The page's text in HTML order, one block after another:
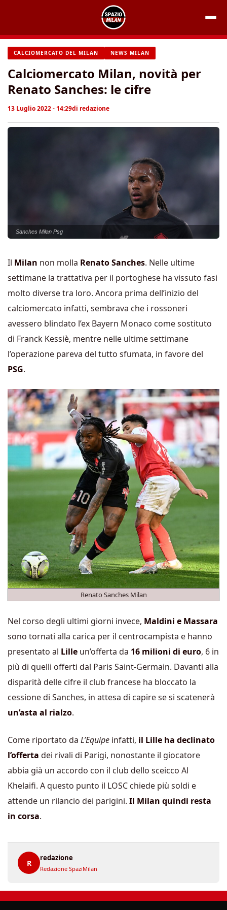
contenuto
CALCIOMERCATO DEL MILAN NEWS MILAN
Calciomercato Milan, novità per
Renato Sanches: le cifre
13 Luglio 2022 - 14:29di redazione
Sanches Milan Psg
Il Milan non molla Renato Sanches. Nelle ultime
settimane la trattativa per il portoghese ha vissuto fasi
molto diverse tra loro. Ancora prima dell’inizio del
calciomercato infatti, sembrava che i rossoneri
avessero blindato l’ex Bayern Monaco come sostituto
di Franck Kessiè, mentre nelle ultime settimane
l’operazione pareva del tutto sfumata, in favore del
PSG.
Renato Sanches Milan
Nel corso degli ultimi giorni invece, Maldini e Massara
sono tornati alla carica per il centrocampista e hanno
presentato al Lille un’offerta da 16 milioni di euro, 6 in
più di quelli offerti dal Paris Saint-Germain. Davanti alla
disparità delle cifre il club francese ha bloccato la
cessione di Sanches, in attesa di capire se si scatenerà
un’asta al rialzo.
Come riportato da L’Equipe infatti, il Lille ha declinato
l’offerta dei rivali di Parigi, nonostante il giocatore
abbia già un accordo con il club dello sceicco Al
Khelaifi. A questo punto il LOSC chiede più soldi e
attende un rilancio dei parigini. Il Milan quindi resta
in corsa.
R
redazione
Redazione SpaziMilan